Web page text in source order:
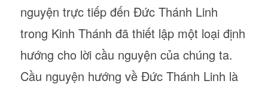
nguyện trực tiếp đến Đức Thánh Linh
trong Kinh Thánh đã thiết lập một loại định
hướng cho lời cầu nguyện của chúng ta.
Cầu nguyện hướng về Đức Thánh Linh là